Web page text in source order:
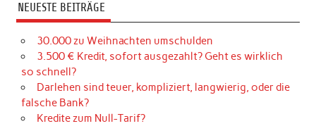
NEUESTE BEITRÄGE
30.000 zu Weihnachten umschulden
3.500 € Kredit, sofort ausgezahlt? Geht es wirklich
so schnell?
Darlehen sind teuer, kompliziert, langwierig, oder die
falsche Bank?
Kredite zum Null-Tarif?